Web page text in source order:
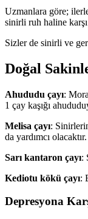
Uzmanlara göre;
sinirli ruh haline
Sizler de sinirli ve
Doğal
Ahududu çayı:
1 çay kaşığı
Melisa çayı:
da yardımcı olacaktır.
Sarı kantaron çayı:
Kediotu kökü çayı:
Depresyona